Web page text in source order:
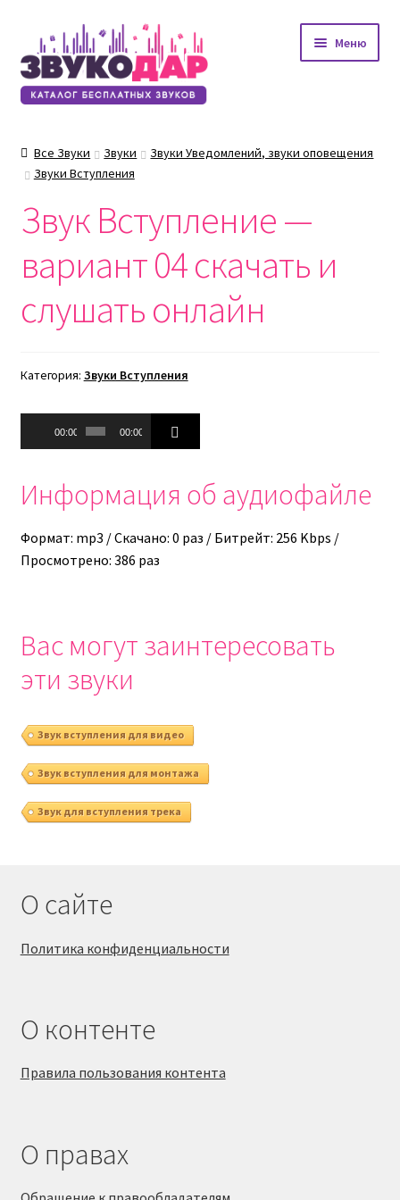
Перейти
к
навигации
Перейти
к
содержимому
Меню
Все Звуки Звуки
Звуки Уведомлений, звуки оповещения
Звуки Вступления
Звук Вступление —
вариант 04 скачать и
слушать онлайн
Категория: Звуки Вступления
Аудиоплеер
00:00 00:00
Информация об аудиофайле
Формат: mp3 / Скачано: 0 раз / Битрейт: 256 Kbps /
Просмотрено: 386 раз
Вас могут заинтересовать
эти звуки
Звук вступления для видео
Звук вступления для монтажа
Звук для вступления трека
О сайте
Политика конфиденциальности
О контенте
Правила пользования контента
О правах